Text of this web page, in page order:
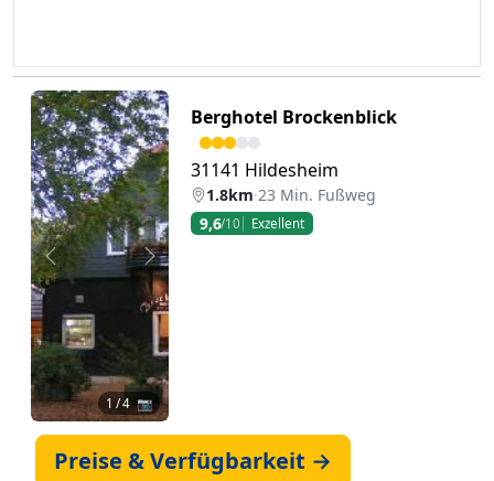
Zurück Weiter
1 / 4 📷
Berghotel Brockenblick
31141 Hildesheim
1.8km·23 Min. Fußweg
9,6/10 Exzellent
Preise & Verfügbarkeit →